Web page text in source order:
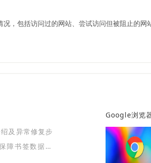
，包括访问过的网站、尝试访问但被阻止的
及异常修复步
障书签数据完
Google浏览